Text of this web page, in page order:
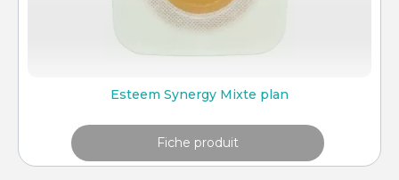
Esteem Synergy Mixte plan
Fiche produit